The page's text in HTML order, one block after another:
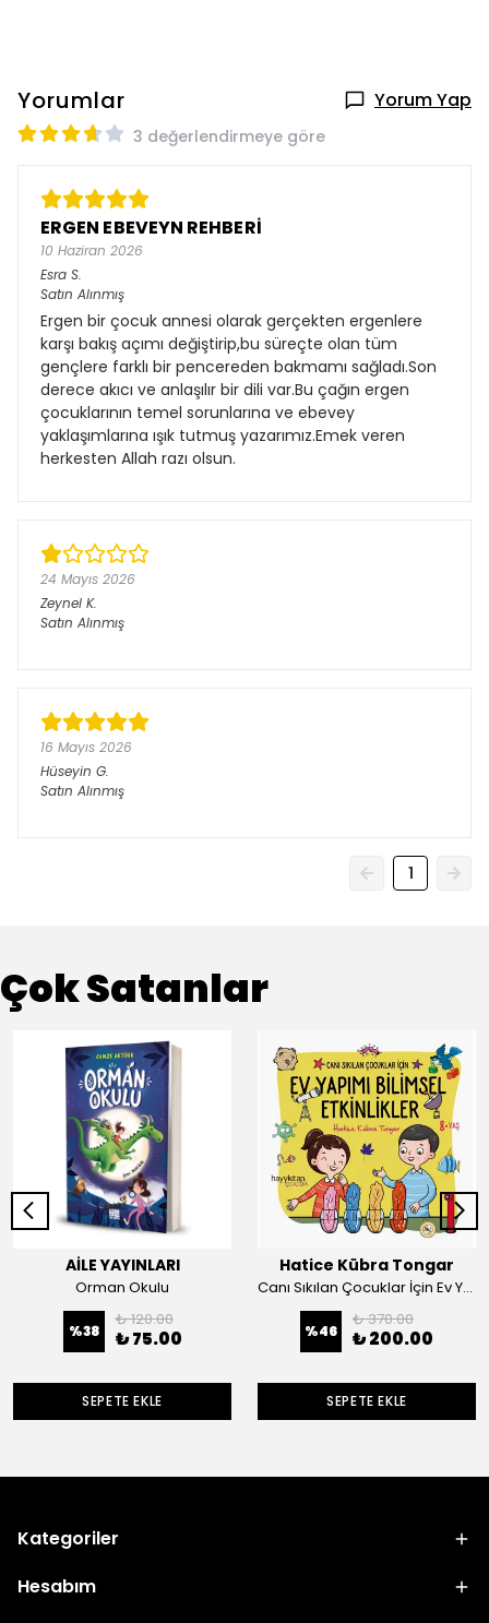
Yorumlar Yorum Yap
3 değerlendirmeye göre
ERGEN EBEVEYN REHBERİ
10 Haziran 2026
Esra S.
Satın Alınmış
Ergen bir çocuk annesi olarak gerçekten ergenlere
karşı bakış açımı değiştirip,bu süreçte olan tüm
gençlere farklı bir pencereden bakmamı sağladı.Son
derece akıcı ve anlaşılır bir dili var.Bu çağın ergen
çocuklarının temel sorunlarına ve ebevey
yaklaşımlarına ışık tutmuş yazarımız.Emek veren
herkesten Allah razı olsun.
24 Mayıs 2026
Zeynel K.
Satın Alınmış
16 Mayıs 2026
Hüseyin G.
Satın Alınmış
1
Çok Satanlar
AİLE YAYINLARI
Orman Okulu
%38
₺ 120.00
₺ 75.00
SEPETE EKLE
Hatice Kübra Tongar
Canı Sıkılan Çocuklar İçin Ev Yapımı Bilimsel Etkinlikler
%46
₺ 370.00
₺ 200.00
SEPETE EKLE
Kategoriler
Hesabım